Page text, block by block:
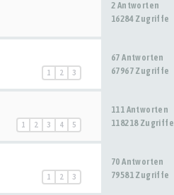
2 Antworten
16284 Zugriffe
1 2 3
67 Antworten
67967 Zugriffe
1 2 3 4 5
111 Antworten
118218 Zugriffe
1 2 3
70 Antworten
79581 Zugriffe